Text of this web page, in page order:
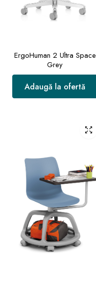
ErgoHuman 2 Ultra Space
Grey
Adaugă la ofertă